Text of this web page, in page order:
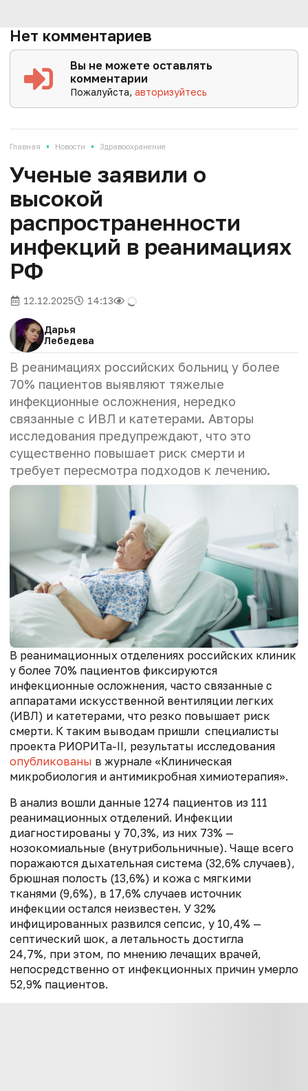
Нет комментариев
Вы не можете оставлять
комментарии
Пожалуйста,авторизуйтесь
Главная • Новости • Здравоохранение
Ученые заявили о
высокой
распространенности
инфекций в реанимациях
РФ
12.12.2025 14:13
Дарья
Лебедева
В реанимациях российских больниц у более
70% пациентов выявляют тяжелые
инфекционные осложнения, нередко
связанные с ИВЛ и катетерами. Авторы
исследования предупреждают, что это
существенно повышает риск смерти и
требует пересмотра подходов к лечению.
В реанимационных отделениях российских клиник
у более 70% пациентов фиксируются
инфекционные осложнения, часто связанные с
аппаратами искусственной вентиляции легких
(ИВЛ) и катетерами, что резко повышает риск
смерти. К таким выводам пришли специалисты
проекта РИОРИТа-II, результаты исследования
опубликованы в журнале «Клиническая
микробиология и антимикробная химиотерапия».
В анализ вошли данные 1274 пациентов из 111
реанимационных отделений. Инфекции
диагностированы у 70,3%, из них 73% —
нозокомиальные (внутрибольничные). Чаще всего
поражаются дыхательная система (32,6% случаев),
брюшная полость (13,6%) и кожа с мягкими
тканями (9,6%), в 17,6% случаев источник
инфекции остался неизвестен. У 32%
инфицированных развился сепсис, у 10,4% —
септический шок, а летальность достигла
24,7%, при этом, по мнению лечащих врачей,
непосредственно от инфекционных причин умерло
52,9% пациентов.